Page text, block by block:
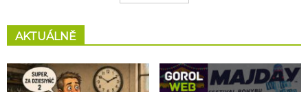
AKTUÁLNĚ